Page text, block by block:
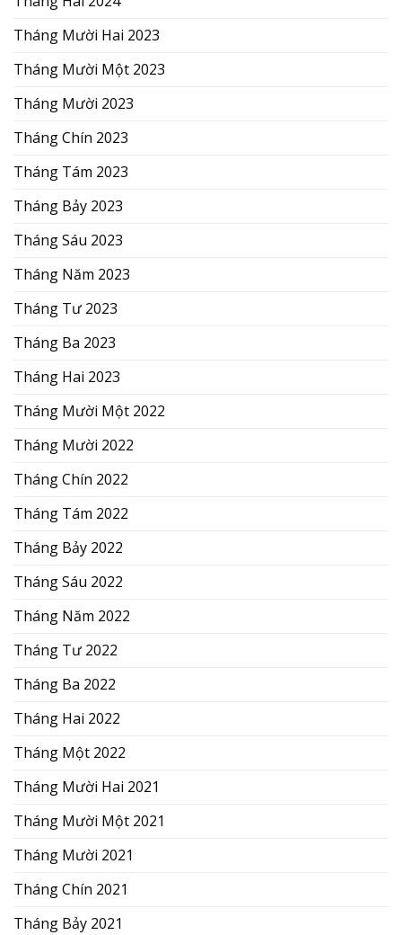
Tháng Mười Hai 2023
Tháng Mười Một 2023
Tháng Mười 2023
Tháng Chín 2023
Tháng Tám 2023
Tháng Bảy 2023
Tháng Sáu 2023
Tháng Năm 2023
Tháng Tư 2023
Tháng Ba 2023
Tháng Hai 2023
Tháng Mười Một 2022
Tháng Mười 2022
Tháng Chín 2022
Tháng Tám 2022
Tháng Bảy 2022
Tháng Sáu 2022
Tháng Năm 2022
Tháng Tư 2022
Tháng Ba 2022
Tháng Hai 2022
Tháng Một 2022
Tháng Mười Hai 2021
Tháng Mười Một 2021
Tháng Mười 2021
Tháng Chín 2021
Tháng Bảy 2021